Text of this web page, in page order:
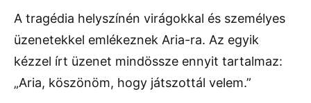
A tragédia helyszínén virágokkal és személyes
üzenetekkel emlékeznek Aria-ra. Az egyik
kézzel írt üzenet mindössze ennyit tartalmaz:
„Aria, köszönöm, hogy játszottál velem.”